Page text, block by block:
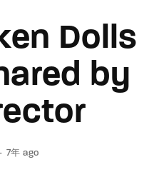
Dolls
by
7年 ago